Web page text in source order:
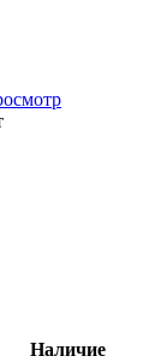
Наличие